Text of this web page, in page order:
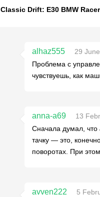
Classic Drift: E30 BMW Racer
alhaz555
29
Проблема с
чувствуешь, как
anna-a69
13
Сначала думал, что
тачку — это,
поворотах. При
avven222 5